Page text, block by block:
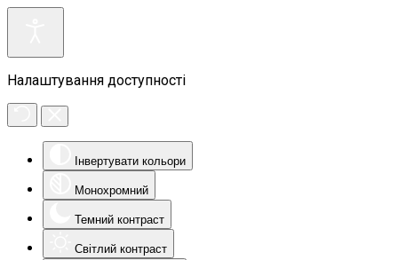
Налаштування доступності
Інвертувати кольори
Монохромний
Темний контраст
Світлий контраст